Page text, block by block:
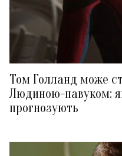
Том Голланд може
Людиною-павуком:
прогнозують